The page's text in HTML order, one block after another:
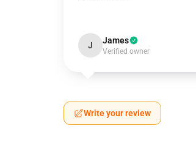
J James
Verified owner
Write your review